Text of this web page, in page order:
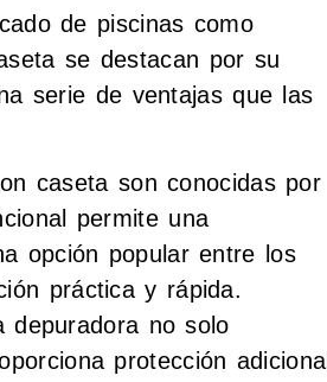
de piscinas como
se destacan por su
serie de ventajas que las
caseta son conocidas por
permite una
opción popular entre los
práctica y rápida.
depuradora no solo
protección adicional